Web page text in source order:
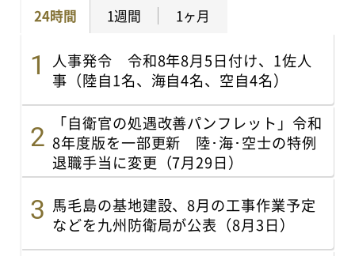
24時間 1週間 1ヶ月
人事発令 令和8年8月5日付け、1佐人
事（陸自1名、海自4名、空自4名）
「自衛官の処遇改善パンフレット」令和
8年度版を一部更新 陸･海･空士の特例
退職手当に変更（7月29日）
馬毛島の基地建設、8月の工事作業予定
などを九州防衛局が公表（8月3日）